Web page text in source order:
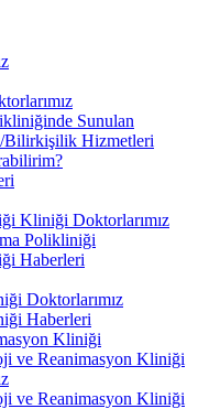
Sunulan
Bilirkişilik Hizmetleri
Kliniği Doktorlarımız
Polikliniği
Haberleri
Doktorlarımız
Haberleri
Kliniği
ve Reanimasyon Kliniği
ve Reanimasyon Kliniği